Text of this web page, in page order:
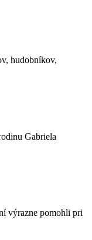
hudobníkov,
Gabriela
výrazne pomohli pri